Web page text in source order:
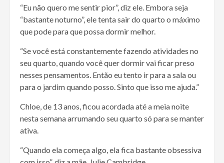
“Eu não quero me sentir pior”, diz ele. Embora seja
“bastante noturno”, ele tenta sair do quarto o máximo
que pode para que possa dormir melhor.
“Se você está constantemente fazendo atividades no
seu quarto, quando você quer dormir vai ficar preso
nesses pensamentos. Então eu tento ir para a sala ou
para o jardim quando posso. Sinto que isso me ajuda.”
Chloe, de 13 anos, ficou acordada até a meia noite
nesta semana arrumando seu quarto só para se manter
ativa.
“Quando ela começa algo, ela fica bastante obsessiva